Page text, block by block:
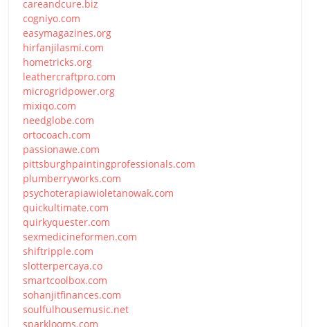
careandcure.biz
cogniyo.com
easymagazines.org
hirfanjilasmi.com
hometricks.org
leathercraftpro.com
microgridpower.org
mixiqo.com
needglobe.com
ortocoach.com
passionawe.com
pittsburghpaintingprofessionals.com
plumberryworks.com
psychoterapiawioletanowak.com
quickultimate.com
quirkyquester.com
sexmedicineformen.com
shiftripple.com
slotterpercaya.co
smartcoolbox.com
sohanjitfinances.com
soulfulhousemusic.net
sparklooms.com